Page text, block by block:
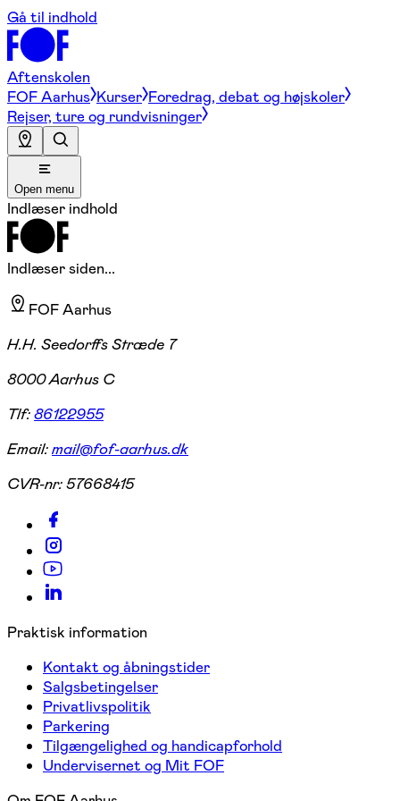
Gå til indhold
Aftenskolen
FOF Aarhus Kurser Foredrag, debat og højskoler
Rejser, ture og rundvisninger
Open menu
Indlæser indhold
Indlæser siden...
FOF Aarhus
H.H. Seedorffs Stræde 7
8000 Aarhus C
Tlf:86122955
Email:mail@fof-aarhus.dk
CVR-nr:57668415
Praktisk information
Kontakt og åbningstider
Salgsbetingelser
Privatlivspolitik
Parkering
Tilgængelighed og handicapforhold
Undervisernet og Mit FOF